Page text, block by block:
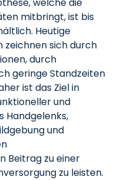
mitbringt, ist bis
Heutige
zeichnen sich durch
durch
geringe Standzeiten
ist das Ziel in
und
Handgelenks,
und
Beitrag zu einer
zu leisten.